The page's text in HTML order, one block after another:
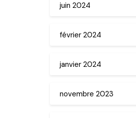
juin 2024
février 2024
janvier 2024
novembre 2023